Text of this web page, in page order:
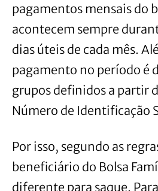
pagamentos mensais do
acontecem sempre
dias úteis de cada mês.
pagamento no período é
grupos definidos a partir
Número de Identificação
Por isso, segundo as
beneficiário do Bolsa
diferente para saque.